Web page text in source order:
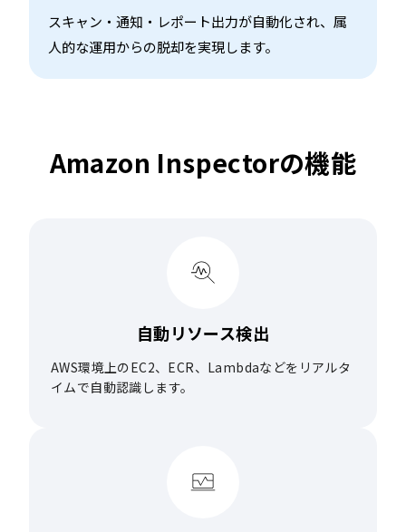
スキャン・通知・レポート出力が自動化され、属
人的な運用からの脱却を実現します。
Amazon Inspectorの機能
自動リソース検出
AWS環境上のEC2、ECR、Lambdaなどをリアルタ
イムで自動認識します。